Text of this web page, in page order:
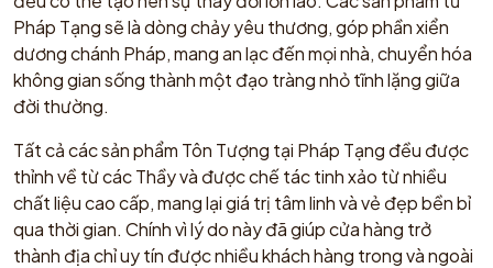
Pháp Tạng sẽ là dòng chảy yêu thương, góp phần xiển
dương chánh Pháp, mang an lạc đến mọi nhà, chuyển hóa
không gian sống thành một đạo tràng nhỏ tĩnh lặng giữa
đời thường.
Tất cả các sản phẩm Tôn Tượng tại Pháp Tạng đều được
thỉnh về từ các Thầy và được chế tác tinh xảo từ nhiều
chất liệu cao cấp, mang lại giá trị tâm linh và vẻ đẹp bền bỉ
qua thời gian. Chính vì lý do này đã giúp cửa hàng trở
thành địa chỉ uy tín được nhiều khách hàng trong và ngoài